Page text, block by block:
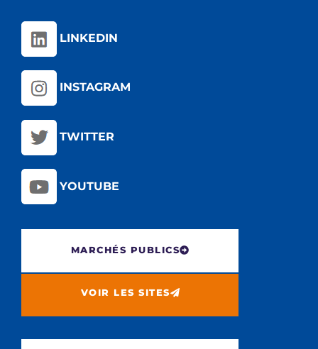
LINKEDIN
INSTAGRAM
TWITTER
YOUTUBE
MARCHÉS PUBLICS
VOIR LES SITES